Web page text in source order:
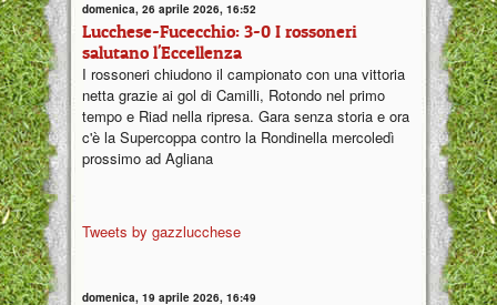
domenica, 26 aprile 2026, 16:52
Lucchese-Fucecchio: 3-0 I rossoneri
salutano l'Eccellenza
I rossoneri chiudono il campionato con una vittoria
netta grazie ai gol di Camilli, Rotondo nel primo
tempo e Riad nella ripresa. Gara senza storia e ora
c'è la Supercoppa contro la Rondinella mercoledì
prossimo ad Agliana
Tweets by gazzlucchese
domenica, 19 aprile 2026, 16:49